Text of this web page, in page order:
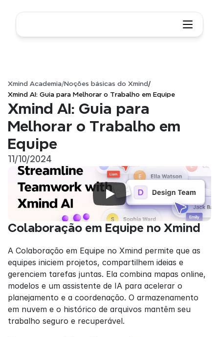
Xmind Academia/Noções básicas do Xmind /
Xmind AI: Guia para Melhorar o Trabalho em Equipe
Xmind AI: Guia para
Melhorar o Trabalho em
Equipe
11/10/2024
Colaboração em Equipe no Xmind
A Colaboração em Equipe no Xmind permite que as
equipes iniciem projetos, compartilhem ideias e
gerenciem tarefas juntas. Ela combina mapas online,
modelos e um assistente de IA para acelerar o
planejamento e a coordenação. O armazenamento
em nuvem e o histórico de arquivos mantêm seu
trabalho seguro e recuperável.